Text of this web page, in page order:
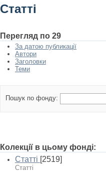
Статті
Перегляд по 29
За датою публикації
Автори
Заголовки
Теми
Пошук по фонду:
Колекції в цьому фонді:
Статті [2519]
Статті